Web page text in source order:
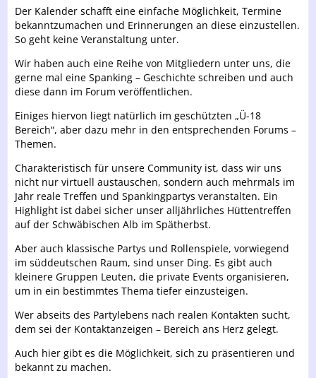
Der Kalender schafft eine einfache Möglichkeit, Termine
bekanntzumachen und Erinnerungen an diese einzustellen.
So geht keine Veranstaltung unter.
Wir haben auch eine Reihe von Mitgliedern unter uns, die
gerne mal eine Spanking – Geschichte schreiben und auch
diese dann im Forum veröffentlichen.
Einiges hiervon liegt natürlich im geschützten „Ü-18
Bereich“, aber dazu mehr in den entsprechenden Forums –
Themen.
Charakteristisch für unsere Community ist, dass wir uns
nicht nur virtuell austauschen, sondern auch mehrmals im
Jahr reale Treffen und Spankingpartys veranstalten. Ein
Highlight ist dabei sicher unser alljährliches Hüttentreffen
auf der Schwäbischen Alb im Spätherbst.
Aber auch klassische Partys und Rollenspiele, vorwiegend
im süddeutschen Raum, sind unser Ding. Es gibt auch
kleinere Gruppen Leuten, die private Events organisieren,
um in ein bestimmtes Thema tiefer einzusteigen.
Wer abseits des Partylebens nach realen Kontakten sucht,
dem sei der Kontaktanzeigen – Bereich ans Herz gelegt.
Auch hier gibt es die Möglichkeit, sich zu präsentieren und
bekannt zu machen.